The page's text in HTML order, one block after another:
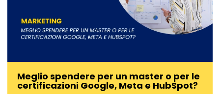
Meglio spendere per un master o per le
certificazioni Google, Meta e HubSpot?